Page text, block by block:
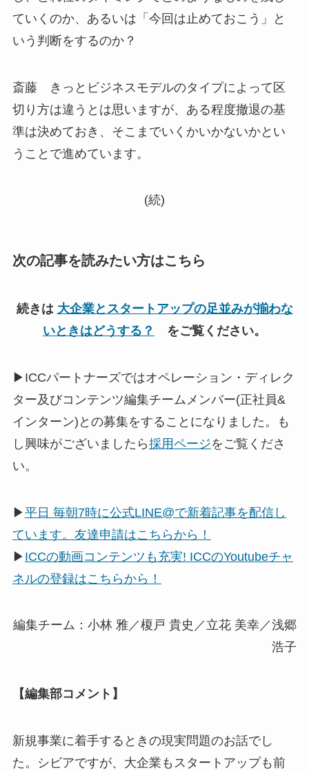
ていくのか、あるいは「今回は止めておこう」と
いう判断をするのか？
斎藤 きっとビジネスモデルのタイプによって区
切り方は違うとは思いますが、ある程度撤退の基
準は決めておき、そこまでいくかいかないかとい
うことで進めています。
(続)
次の記事を読みたい方はこちら
続きは 大企業とスタートアップの足並みが揃わな
いときはどうする？
をご覧ください。
▶ICCパートナーズではオペレーション・ディレク
ター及びコンテンツ編集チームメンバー(正社員&
インターン)との募集をすることになりました。も
し興味がございましたら採用ページをご覧くださ
い。
▶平日 毎朝7時に公式LINE@で新着記事を配信し
ています。友達申請はこちらから！
▶ ICCの動画コンテンツも充実! ICCのYoutubeチャ
ネルの登録はこちらから！
編集チーム：小林 雅／榎戸 貴史／立花 美幸／浅郷
浩子
【編集部コメント】
新規事業に着手するときの現実問題のお話でし
た。シビアですが、大企業もスタートアップも前